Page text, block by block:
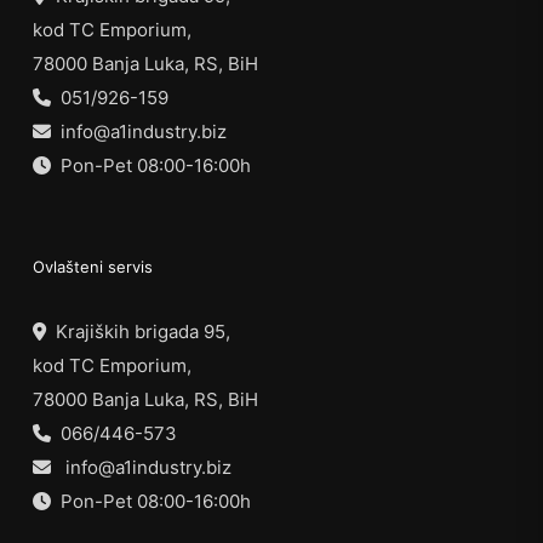
kod TC Emporium,
78000 Banja Luka, RS, BiH
051/926-159
info@a1industry.biz
Pon-Pet 08:00-16:00h
Ovlašteni servis
Krajiških brigada 95,
kod TC Emporium,
78000 Banja Luka, RS, BiH
066/446-573
info@a1industry.biz
Pon-Pet 08:00-16:00h